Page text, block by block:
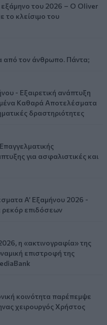
εξάμηνο του 2026 – Ο Oliver
το κλείσιμο του
από τον άνθρωπο. Πάντα;
- Εξαιρετική ανάπτυξη
Καθαρά Αποτελέσματα
δραστηριότητες
για ασφαλιστικές και
A’ Εξαμήνου 2026 -
ρεκόρ επιδόσεων
η «ακτινογραφία» της
επιστροφή της
κοινότητα παρέπεμψε
χειρουργός Χρήστος